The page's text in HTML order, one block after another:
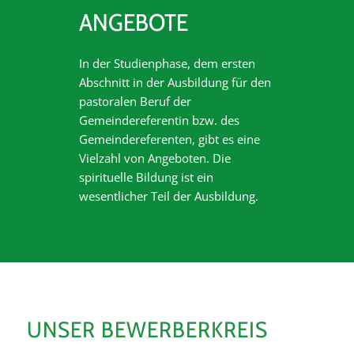
ANGEBOTE
In der Studienphase, dem ersten
Abschnitt in der Ausbildung für den
pastoralen Beruf der
Gemeindereferentin bzw. des
Gemeindereferenten, gibt es eine
Vielzahl von Angeboten. Die
spirituelle Bildung ist ein
wesentlicher Teil der Ausbildung.
UNSER BEWERBERKREIS